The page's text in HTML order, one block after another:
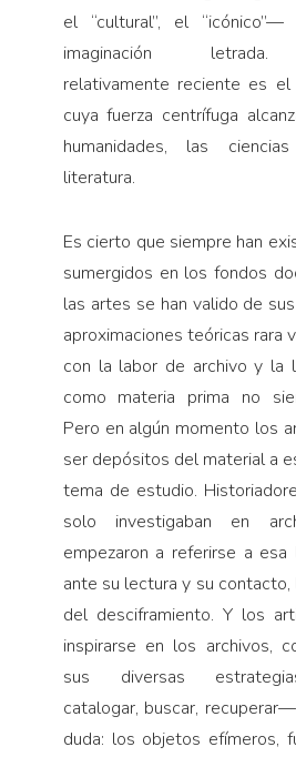
el “cultural”, el
imaginación letrada.
relativamente reciente es el
cuya fuerza centrífuga
humanidades, las
literatura.
Es cierto que siempre han
sumergidos en los fondos
las artes se han valido de
aproximaciones teóricas rara
con la labor de archivo y la
como materia prima no
Pero en algún momento los
ser depósitos del material a
tema de estudio.
solo investigaban en
empezaron a referirse a
ante su lectura y su
del desciframiento. Y los
inspirarse en los archivos,
sus diversas
catalogar, buscar,
duda: los objetos efímeros,